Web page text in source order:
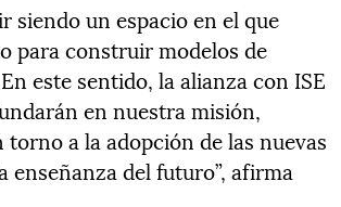
siendo un espacio en el que
para construir modelos de
este sentido, la alianza con ISE
en nuestra misión,
a la adopción de las nuevas
enseñanza del futuro”, afirma